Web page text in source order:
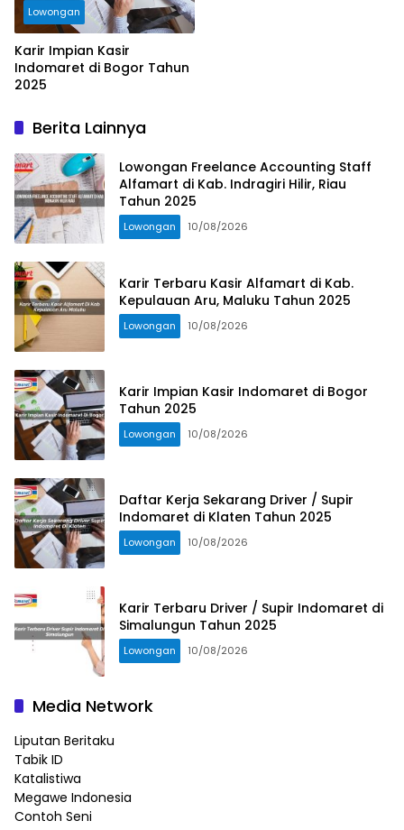
Lowongan
Karir Impian Kasir
Indomaret di Bogor Tahun
2025
Berita Lainnya
Lowongan Freelance Accounting Staff
Alfamart di Kab. Indragiri Hilir, Riau
Tahun 2025
Lowongan 10/08/2026
Karir Terbaru Kasir Alfamart di Kab.
Kepulauan Aru, Maluku Tahun 2025
Lowongan 10/08/2026
Karir Impian Kasir Indomaret di Bogor
Tahun 2025
Lowongan 10/08/2026
Daftar Kerja Sekarang Driver / Supir
Indomaret di Klaten Tahun 2025
Lowongan 10/08/2026
Karir Terbaru Driver / Supir Indomaret di
Simalungun Tahun 2025
Lowongan 10/08/2026
Media Network
Liputan Beritaku
Tabik ID
Katalistiwa
Megawe Indonesia
Contoh Seni